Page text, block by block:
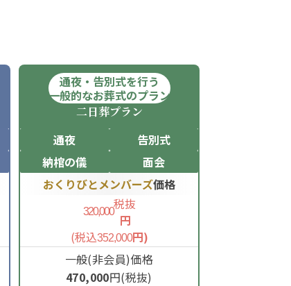
通夜・告別式を行う
一般的なお葬式のプラン
二日葬プラン
通夜
告別式
納棺の儀
面会
おくりびとメンバーズ価格
320,000税抜
円
(税込352,000円)
一般(非会員)価格
470,000円(税抜)